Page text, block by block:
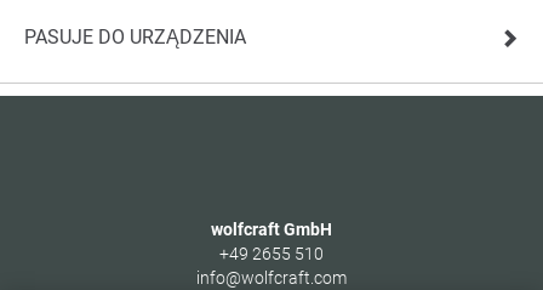
PASUJE DO URZĄDZENIA
wolfcraft GmbH
+49 2655 510
info@wolfcraft.com